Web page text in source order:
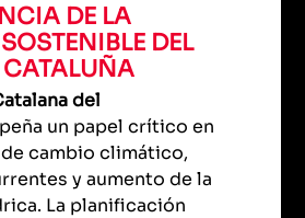
DE LA
DEL
del
un papel crítico en
cambio climático,
y aumento de la
La planificación